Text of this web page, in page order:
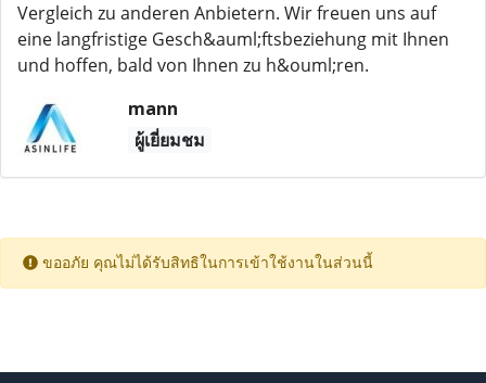
Vergleich zu anderen Anbietern. Wir freuen uns auf
eine langfristige Gesch&auml;ftsbeziehung mit Ihnen
und hoffen, bald von Ihnen zu h&ouml;ren.
mann
ผู้เยี่ยมชม
ขออภัย คุณไม่ได้รับสิทธิในการเข้าใช้งานในส่วนนี้